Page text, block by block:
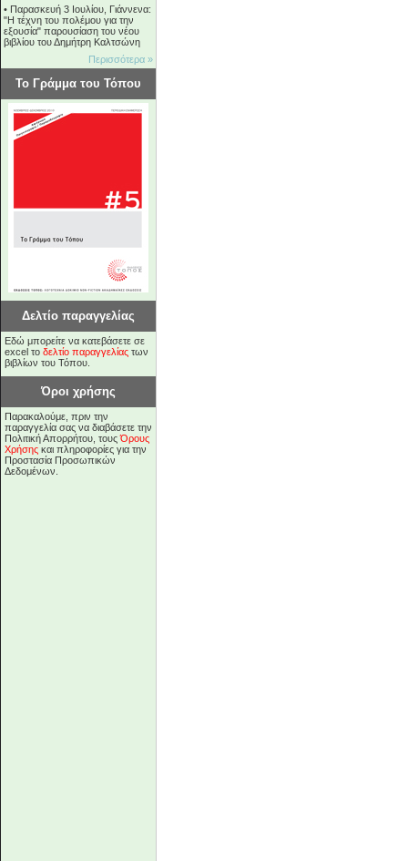
• Παρασκευή 3 Ιουλίου, Γιάννενα:
"Η τέχνη του πολέμου για την
εξουσία" παρουσίαση του νέου
βιβλίου του Δημήτρη Καλτσώνη
Περισσότερα »
Το Γράμμα του Τόπου
Δελτίο παραγγελίας
Εδώ μπορείτε να κατεβάσετε σε
excel το δελτίο παραγγελίας των
βιβλίων του Τόπου.
Όροι χρήσης
Παρακαλούμε, πριν την
παραγγελία σας να διαβάσετε την
Πολιτική Απορρήτου, τουςΌρους
Χρήσης και πληροφορίες για την
Προστασία Προσωπικών
Δεδομένων.